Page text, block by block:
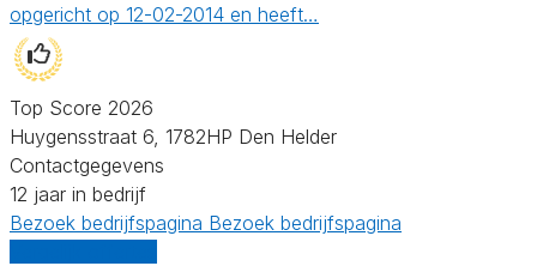
opgericht op 12-02-2014 en heeft…
Top Score 2026
Huygensstraat 6, 1782HP Den Helder
Contactgegevens
12 jaar in bedrijf
Bezoek bedrijfspagina Bezoek bedrijfspagina